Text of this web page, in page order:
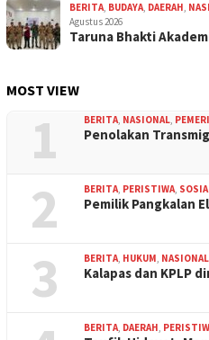
BERITA, BUDAYA, DAERAH,
Agustus 2026
Taruna Bhakti
MOST VIEW
1 BERITA, NASIONAL,
Penolakan
2 BERITA, PERISTIWA,
Pemilik Pangkalan
3 BERITA, HUKUM, NASIONAL
Kalapas dan KPLP
BERITA, DAERAH,